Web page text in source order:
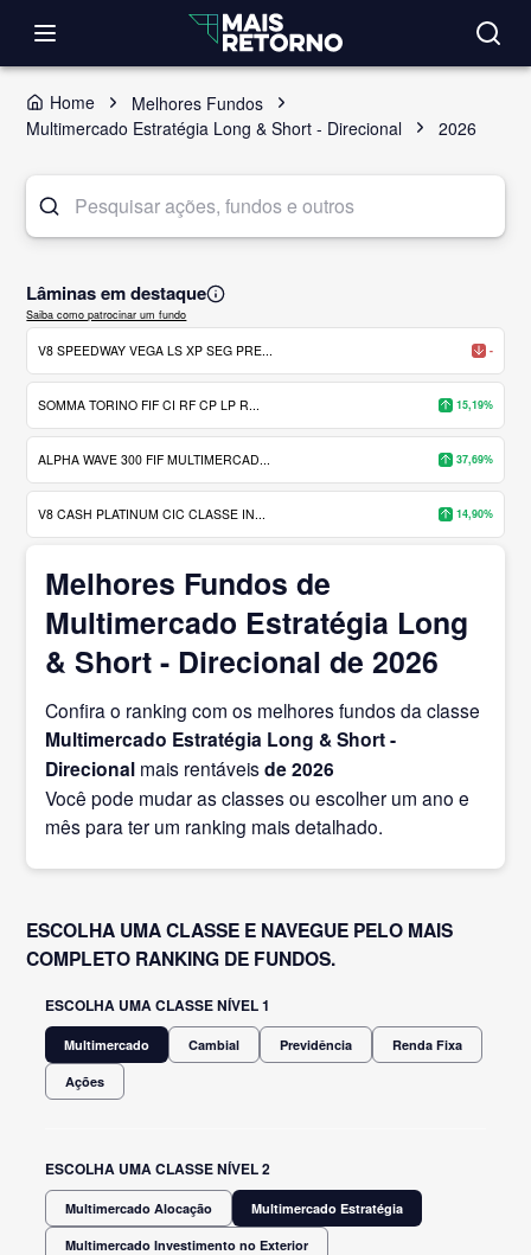
Home
Melhores Fundos
Multimercado Estratégia Long & Short - Direcional
2026
Lâminas em destaque
Saiba como patrocinar um fundo
V8 SPEEDWAY VEGA LS XP SEG PRE... -
SOMMA TORINO FIF CI RF CP LP R... 15,19%
ALPHA WAVE 300 FIF MULTIMERCAD... 37,69%
V8 CASH PLATINUM CIC CLASSE IN... 14,90%
Melhores Fundos de
Multimercado Estratégia Long
& Short - Direcional de 2026
Confira o ranking com os melhores fundos da classe
Multimercado Estratégia Long & Short -
Direcional mais rentáveisde 2026
Você pode mudar as classes ou escolher um ano e
mês para ter um ranking mais detalhado.
ESCOLHA UMA CLASSE E NAVEGUE PELO MAIS
COMPLETO RANKING DE FUNDOS.
ESCOLHA UMA CLASSE NÍVEL 1
Multimercado Cambial Previdência Renda Fixa
Ações
ESCOLHA UMA CLASSE NÍVEL 2
Multimercado Alocação Multimercado Estratégia
Multimercado Investimento no Exterior